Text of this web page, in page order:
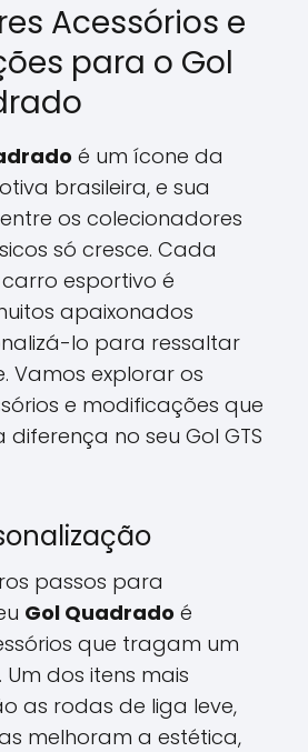
Acessórios e
para o Gol
é um ícone da
brasileira, e sua
os colecionadores
só cresce. Cada
esportivo é
apaixonados
lo para ressaltar
Vamos explorar os
e modificações que
no seu Gol GTS
passos para
Gol Quadrado é
que tragam um
dos itens mais
as rodas de liga leve,
melhoram a estética,